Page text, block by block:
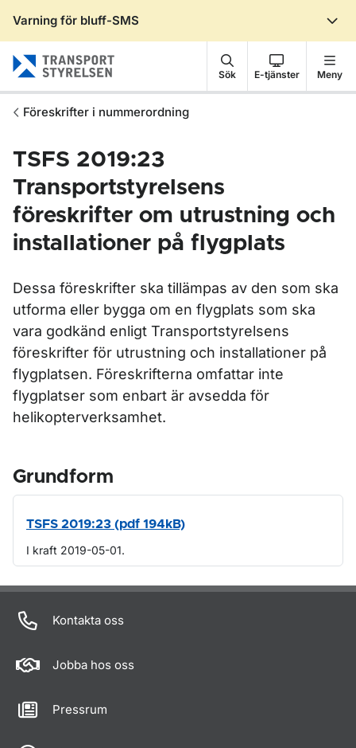
Varning för bluff-SMS
Sök E-tjänster Meny
Föreskrifter i nummerordning
TSFS 2019:23
Transportstyrelsens
föreskrifter om utrustning och
installationer på flygplats
Dessa föreskrifter ska tillämpas av den som ska
utforma eller bygga om en flygplats som ska
vara godkänd enligt Transportstyrelsens
föreskrifter för utrustning och installationer på
flygplatsen. Föreskrifterna omfattar inte
flygplatser som enbart är avsedda för
helikopterverksamhet.
Grundform
TSFS 2019:23 (pdf 194kB)
I kraft 2019-05-01.
Om sidan
Kontakta oss
Jobba hos oss
Pressrum